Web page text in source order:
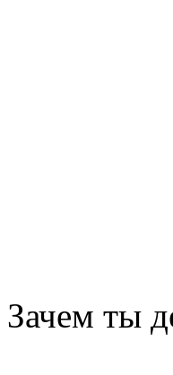
Зачем ты